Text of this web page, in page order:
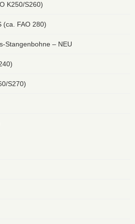
K250/S260)
(ca. FAO 280)
Stangenbohne – NEU
S270)